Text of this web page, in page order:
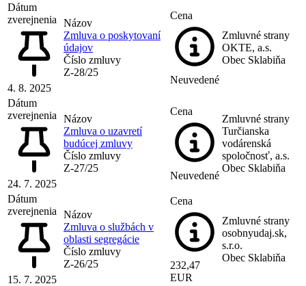
Dátum
zverejnenia
4. 8. 2025
Názov
Zmluva o poskytovaní
údajov
Číslo zmluvy
Z-28/25
Cena
Neuvedené
Zmluvné strany
OKTE, a.s.
Obec Sklabiňa
Dátum
zverejnenia
24. 7. 2025
Názov
Zmluva o uzavretí
budúcej zmluvy
Číslo zmluvy
Z-27/25
Cena
Neuvedené
Zmluvné strany
Turčianska
vodárenská
spoločnosť, a.s.
Obec Sklabiňa
Dátum
zverejnenia
15. 7. 2025
Názov
Zmluva o službách v
oblasti segregácie
Číslo zmluvy
Z-26/25
Cena
232,47
EUR
Zmluvné strany
osobnyudaj.sk,
s.r.o.
Obec Sklabiňa